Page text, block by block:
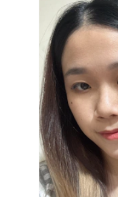
喜歡😍重點不只香
吹完頭髮 頭皮持續
道頭髮變得多蓬鬆！
誰看得出來我是三寶
飛柔《雙重植粹控油
月子媽媽的好夥伴
己最閃耀的狀態！